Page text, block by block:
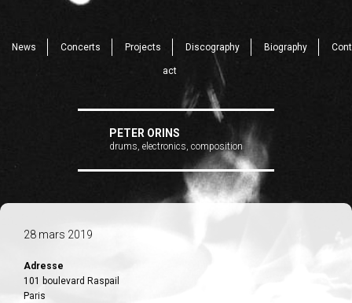
News Concerts Projects Discography Biography Cont
act
PETER ORINS
drums, electronics, composition
28 mars 2019
Adresse
101 boulevard Raspail
Paris